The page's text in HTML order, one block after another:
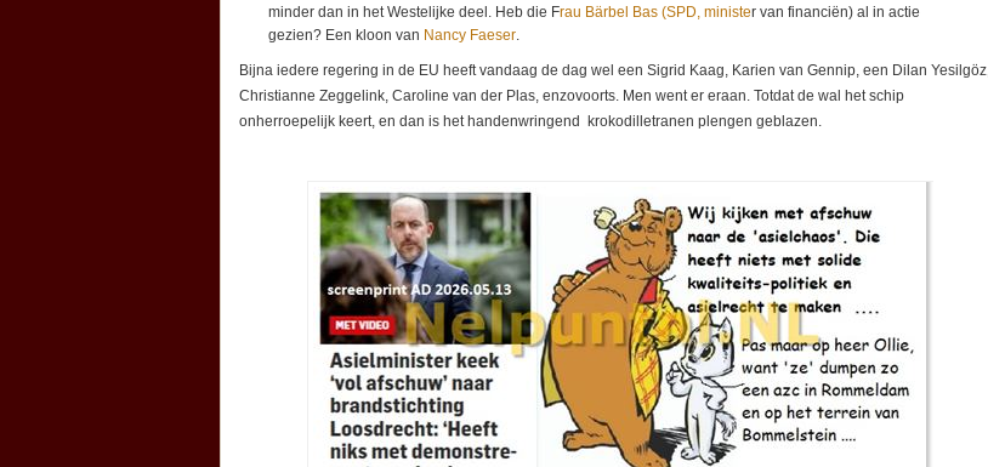
minder dan in het Westelijke deel. Heb die Frau Bärbel Bas (SPD, minister van financiën) al in actie
gezien? Een kloon van Nancy Faeser.
Bijna iedere regering in de EU heeft vandaag de dag wel een Sigrid Kaag, Karien van Gennip, een Dilan Yesilgöz,
Christianne Zeggelink, Caroline van der Plas, enzovoorts. Men went er eraan. Totdat de wal het schip
onherroepelijk keert, en dan is het handenwringend krokodilletranen plengen geblazen.